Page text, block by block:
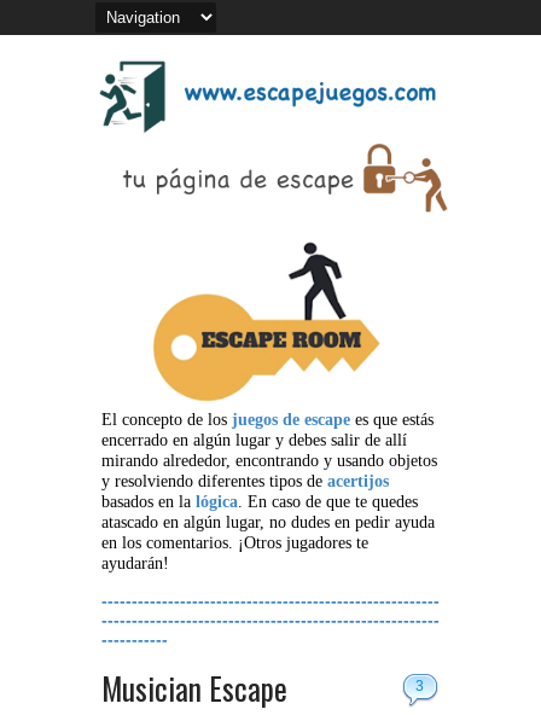
El concepto de los juegos de escape es que estás
encerrado en algún lugar y debes salir de allí
mirando alrededor, encontrando y usando objetos
y resolviendo diferentes tipos de acertijos
basados en la lógica. En caso de que te quedes
atascado en algún lugar, no dudes en pedir ayuda
en los comentarios. ¡Otros jugadores te
ayudarán!
--------------------------------------------------------
--------------------------------------------------------
-----------
3
Musician Escape